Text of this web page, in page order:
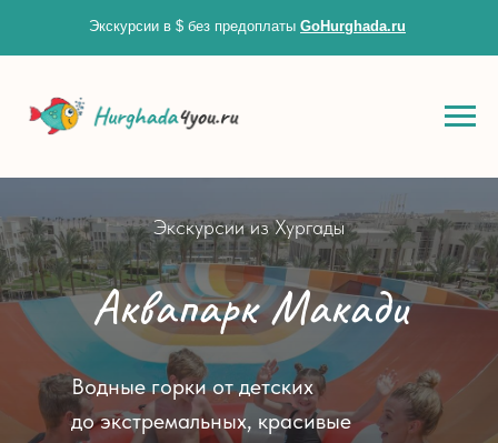
Zero
Экскурсии в $ без предоплаты GoHurghada.ru
create your own
block from scratch
Аквапарк Макади
Экскурсии из Хургады
Водные горки от детских
до экстремальных, красивые